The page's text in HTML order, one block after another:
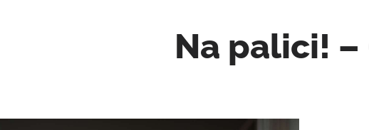
Na palici! –